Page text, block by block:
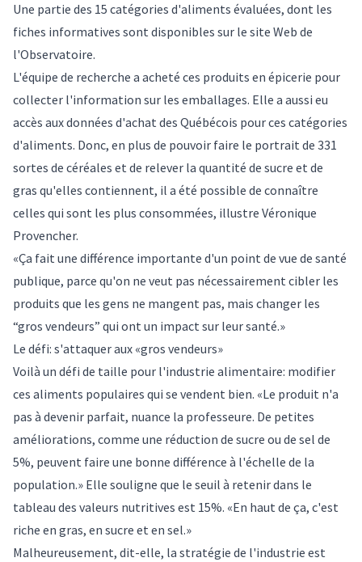
Une partie des 15 catégories d'aliments évaluées, dont les
fiches informatives sont disponibles sur le site Web de
l'Observatoire.
L'équipe de recherche a acheté ces produits en épicerie pour
collecter l'information sur les emballages. Elle a aussi eu
accès aux données d'achat des Québécois pour ces catégories
d'aliments. Donc, en plus de pouvoir faire le portrait de 331
sortes de céréales et de relever la quantité de sucre et de
gras qu'elles contiennent, il a été possible de connaître
celles qui sont les plus consommées, illustre Véronique
Provencher.
«Ça fait une différence importante d'un point de vue de santé
publique, parce qu'on ne veut pas nécessairement cibler les
produits que les gens ne mangent pas, mais changer les
“gros vendeurs” qui ont un impact sur leur santé.»
Le défi: s'attaquer aux «gros vendeurs»
Voilà un défi de taille pour l'industrie alimentaire: modifier
ces aliments populaires qui se vendent bien. «Le produit n'a
pas à devenir parfait, nuance la professeure. De petites
améliorations, comme une réduction de sucre ou de sel de
5%, peuvent faire une bonne différence à l'échelle de la
population.» Elle souligne que le seuil à retenir dans le
tableau des valeurs nutritives est 15%. «En haut de ça, c'est
riche en gras, en sucre et en sel.»
Malheureusement, dit-elle, la stratégie de l'industrie est